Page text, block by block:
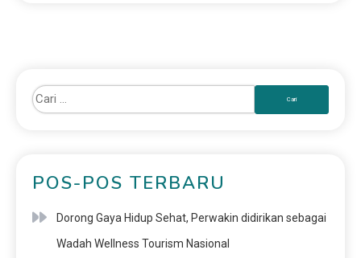
POS-POS TERBARU
Dorong Gaya Hidup Sehat, Perwakin didirikan sebagai
Wadah Wellness Tourism Nasional